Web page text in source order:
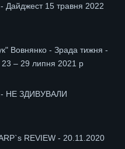
Дайджест 15 травня 2022
Вовнянко - Зрада тижня -
– 29 липня 2021 р
- НЕ ЗДИВУВАЛИ
REVIEW - 20.11.2020